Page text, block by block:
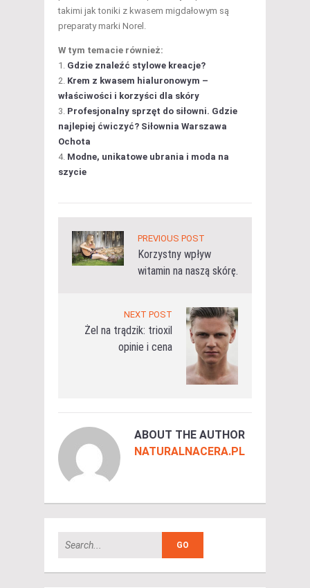
takimi jak toniki z kwasem migdałowym są
preparaty marki Norel.
W tym temacie również:
Gdzie znaleźć stylowe kreacje?
Krem z kwasem hialuronowym –
właściwości i korzyści dla skóry
Profesjonalny sprzęt do siłowni. Gdzie
najlepiej ćwiczyć? Siłownia Warszawa
Ochota
Modne, unikatowe ubrania i moda na
szycie
PREVIOUS POST
Korzystny wpływ
witamin na naszą skórę.
NEXT POST
Żel na trądzik: trioxil
opinie i cena
ABOUT THE AUTHOR
NATURALNACERA.PL